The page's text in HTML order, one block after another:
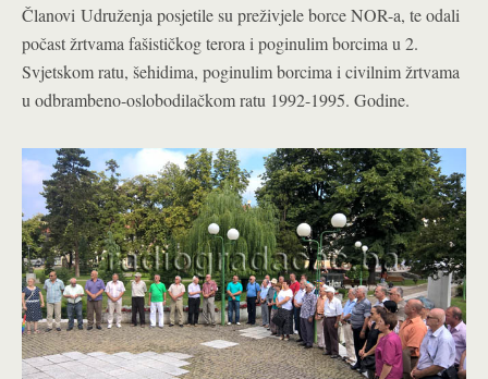
Članovi Udruženja posjetile su preživjele borce NOR-a, te odali
počast žrtvama fašističkog terora i poginulim borcima u 2.
Svjetskom ratu, šehidima, poginulim borcima i civilnim žrtvama
u odbrambeno-oslobodilačkom ratu 1992-1995. Godine.